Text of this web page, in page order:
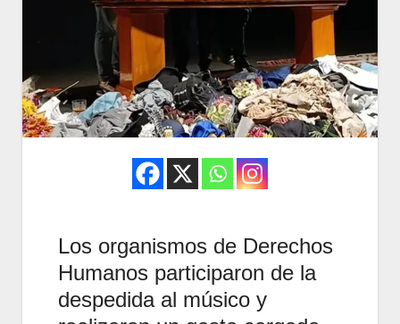
Los organismos de Derechos
Humanos participaron de la
despedida al músico y